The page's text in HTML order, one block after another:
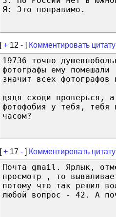
Я: Это поправимо.
[+ 12 - ] Комментировать
19736 точно
фотографы ему помешали
значит всех
дядя сходи проверься, а
фотофобия у тебя, тебя
часом?
[+ 17 - ] Комментировать
Почта gmail. Ярлык,
просмотр , то
потому что так решил
любой вопрос - 42. А